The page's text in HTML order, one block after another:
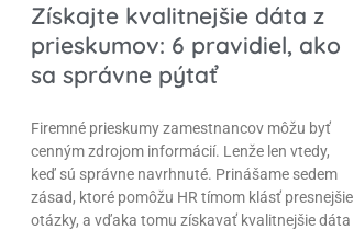
Získajte kvalitnejšie dáta z
prieskumov: 6 pravidiel, ako
sa správne pýtať
Firemné prieskumy zamestnancov môžu byť
cenným zdrojom informácií. Lenže len vtedy,
keď sú správne navrhnuté. Prinášame sedem
zásad, ktoré pomôžu HR tímom klásť presnejšie
otázky, a vďaka tomu získavať kvalitnejšie dáta